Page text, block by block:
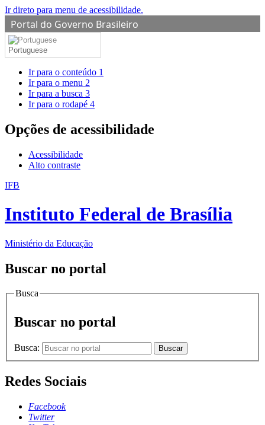
Ir direto para menu de acessibilidade.
Portal do Governo Brasileiro
Portuguese
Ir para o conteúdo 1
Ir para o menu 2
Ir para a busca 3
Ir para o rodapé 4
Opções de acessibilidade
Acessibilidade
Alto contraste
IFB
Instituto Federal de Brasília
Ministério da Educação
Buscar no portal
Busca
Buscar no portal
Busca: Buscar
Redes Sociais
Facebook
Twitter